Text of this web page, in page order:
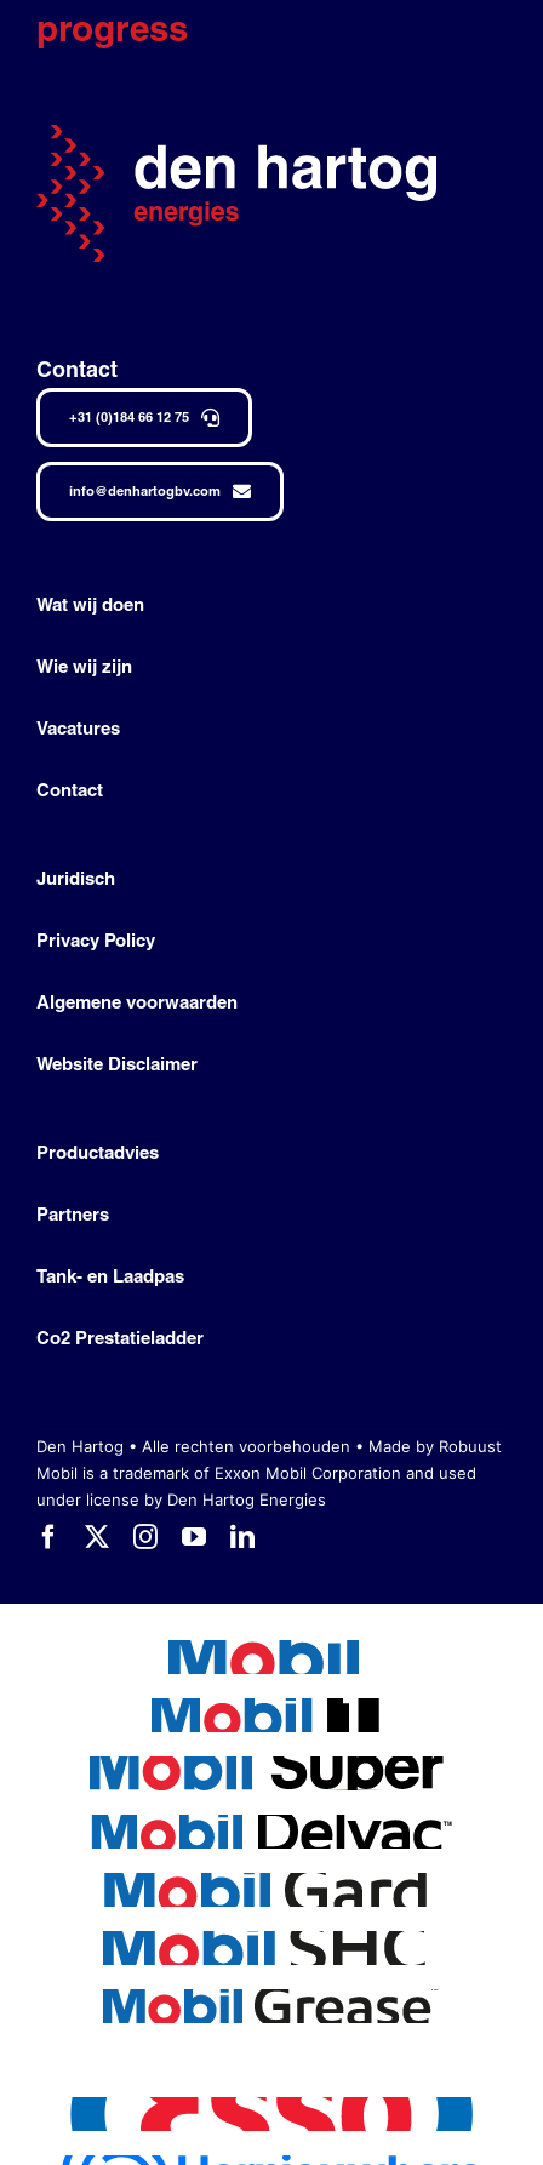
progress
Contact
+31 (0)184 66 12 75
info@denhartogbv.com
Wat wij doen
Wie wij zijn
Vacatures
Contact
Juridisch
Privacy Policy
Algemene voorwaarden
Website Disclaimer
Productadvies
Partners
Tank- en Laadpas
Co2 Prestatieladder
Den Hartog • Alle rechten voorbehouden • Made by Robuust
Mobil is a trademark of Exxon Mobil Corporation and used
under license by Den Hartog Energies